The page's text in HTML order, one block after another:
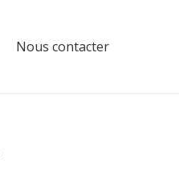
Nous contacter